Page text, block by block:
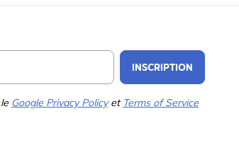
INSCRIPTION
Google Privacy Policyet Terms of Service